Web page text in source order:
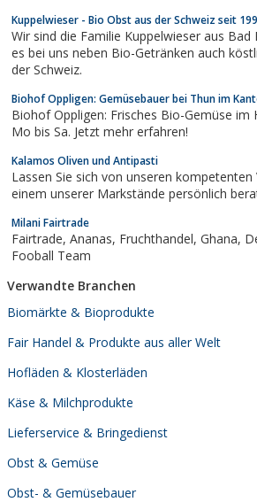
Kuppelwieser - Bio Obst aus der Schweiz seit
Wir sind die Familie Kuppelwieser aus Bad
es bei uns neben Bio-Getränken auch
der Schweiz.
Biohof Oppligen: Gemüsebauer bei Thun im
Biohof Oppligen: Frisches Bio-Gemüse
Mo bis Sa. Jetzt mehr erfahren!
Kalamos Oliven und Antipasti
Lassen Sie sich von unseren kompetenten
einem unserer Markstände persönlich
Milani Fairtrade
Fairtrade, Ananas, Fruchthandel, Ghana, Delighana, Milani
Fooball Team
Verwandte Branchen
Biomärkte & Bioprodukte
Fair Handel & Produkte aus aller Welt
Hofläden & Klosterläden
Käse & Milchprodukte
Lieferservice & Bringedienst
Obst & Gemüse
Obst- & Gemüsebauer